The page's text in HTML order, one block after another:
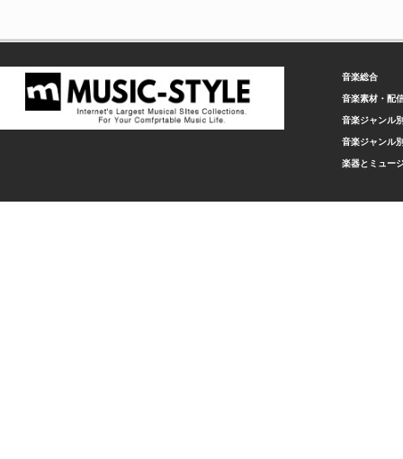
音楽総合
音楽素材・配
音楽ジャンル
音楽ジャンル
楽器とミュー